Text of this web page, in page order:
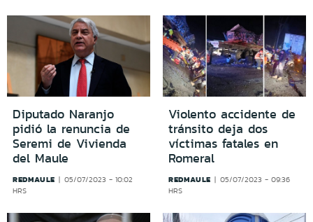
Diputado Naranjo
pidió la renuncia de
Seremi de Vivienda
del Maule
REDMAULE
05/07/2023 - 10:02
HRS
Violento accidente de
tránsito deja dos
víctimas fatales en
Romeral
REDMAULE
05/07/2023 - 09:36
HRS